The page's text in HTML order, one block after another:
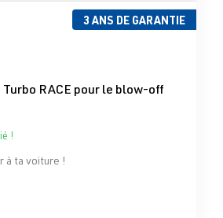
3 ANS DE GARANTIE
sur 5 étoiles
RACE pour le blow-off
!
à ta voiture !